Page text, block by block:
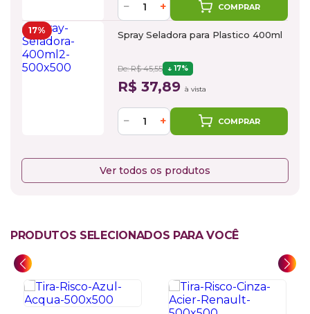
− + COMPRAR
17% Spray Seladora para Plastico 400ml
De: R$ 45,55 17%
R$ 37,89 à vista
− + COMPRAR
Ver todos os produtos
PRODUTOS SELECIONADOS PARA VOCÊ